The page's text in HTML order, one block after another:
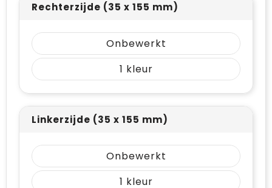
Rechterzijde (35 x 155 mm)
Onbewerkt
1
Linkerzijde (35 x 155 mm)
Onbewerkt
1